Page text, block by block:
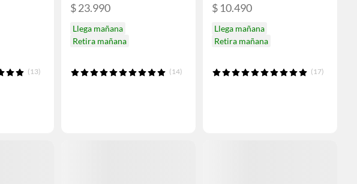
(13)
$ 23.990
Llega mañana
Retira mañana
(14)
$ 10.490
Llega mañana
Retira mañana
(17)